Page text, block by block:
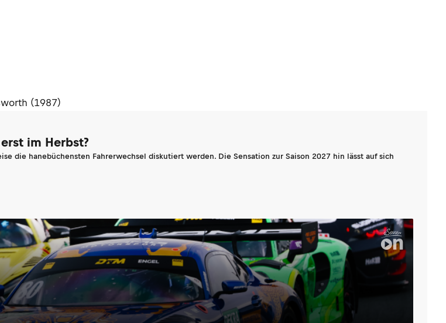
(1987)
im Herbst?
die hanebüchensten Fahrerwechsel diskutiert werden. Die Sensation zur Saison 2027 hin lässt auf sich